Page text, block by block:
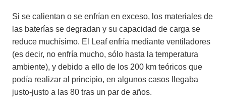
Si se calientan o se enfrían en exceso, los materiales de
las baterías se degradan y su capacidad de carga se
reduce muchísimo. El Leaf enfría mediante ventiladores
(es decir, no enfría mucho, sólo hasta la temperatura
ambiente), y debido a ello de los 200 km teóricos que
podía realizar al principio, en algunos casos llegaba
justo-justo a las 80 tras un par de años.